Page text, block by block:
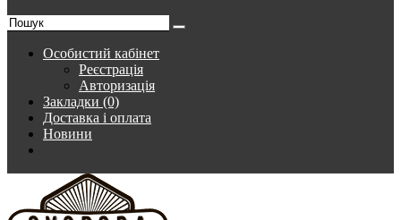
Особистий кабінет
Реєстрація
Авторизація
Закладки (0)
Доставка і оплата
Новини